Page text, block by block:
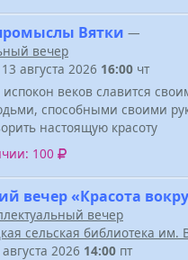
Вятки —
вечер
августа 2026 16:00 чт
веков славится
способными своими
настоящую красоту
100
вечер «Красота
вечер
сельская библиотека им.
2026 14:00 пт